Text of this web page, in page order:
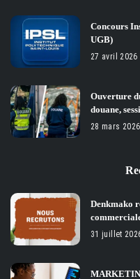
Concours
UGB)
27 avril 2026
Ouverture
douane,
28 mars 2026
Denkmako
31 juillet